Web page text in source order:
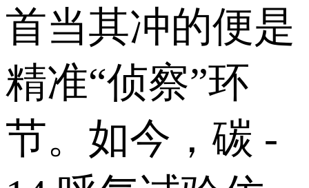
首当其冲的便是
精准“侦察”环
节。如今，碳 -